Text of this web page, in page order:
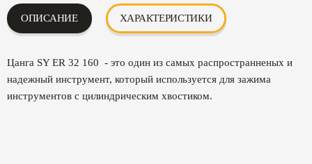
ОПИСАНИЕ ХАРАКТЕРИСТИКИ
Цанга SY ER 32 160 - это один из самых распространненых и
надежный инструмент, который используется для зажима
инструментов с цилиндрическим хвостиком.